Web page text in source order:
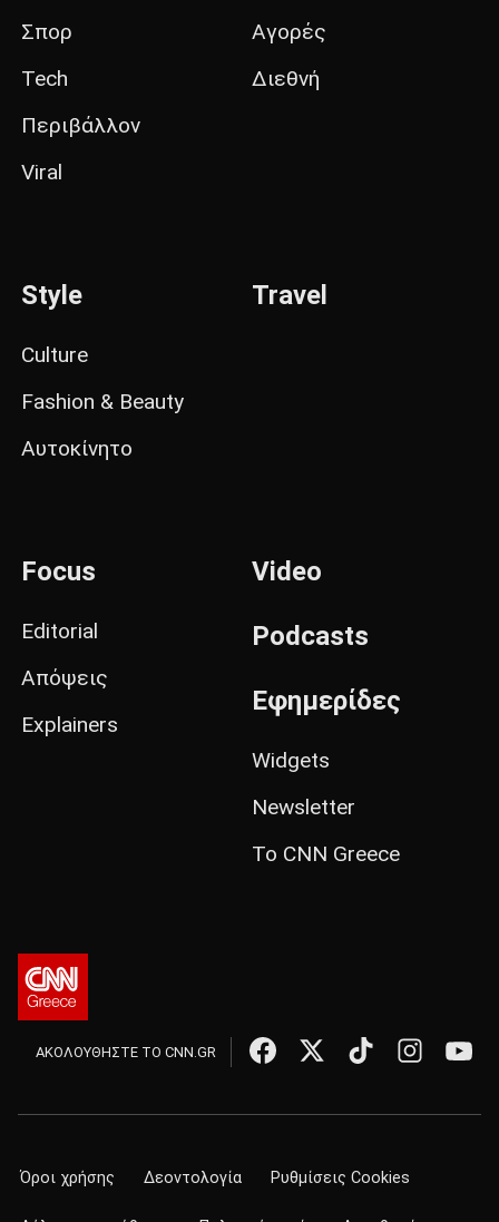
Σπορ
Tech
Περιβάλλον
Viral
Αγορές
Διεθνή
Style
Culture
Fashion & Beauty
Αυτοκίνητο
Travel
Focus
Editorial
Απόψεις
Explainers
Video
Podcasts
Εφημερίδες
Widgets
Newsletter
Το CNN Greece
ΑΚΟΛΟΥΘΗΣΤΕ ΤΟ CNN.GR
Όροι χρήσης Δεοντολογία Ρυθμίσεις Cookies